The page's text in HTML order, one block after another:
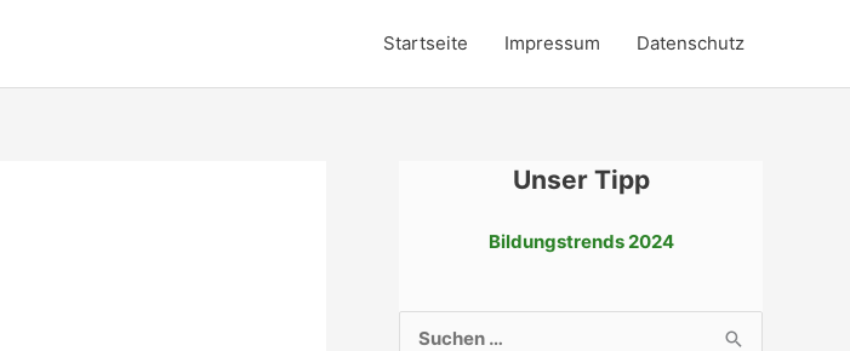
Startseite Impressum Datenschutz
Unser Tipp
Bildungstrends 2024